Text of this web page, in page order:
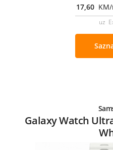
17,60
uz
Galaxy Watch